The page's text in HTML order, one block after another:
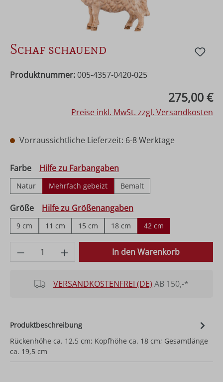
Schaf schauend
Produktnummer: 005-4357-0420-025
275,00 €
Preise inkl. MwSt. zzgl. Versandkosten
Vorraussichtliche Lieferzeit: 6-8 Werktage
Farbeauswählen
Hilfe zu Farbangaben
Natur Mehrfach gebeizt Bemalt
Größeauswählen
Hilfe zu Größenangaben
9 cm 11 cm 15 cm 18 cm 42 cm
Produkt Anzahl: Gib den gewünschten
In den Warenkorb
VERSANDKOSTENFREI (DE) AB 150,-*
Produktbeschreibung
Rückenhöhe ca. 12,5 cm; Kopfhöhe ca. 18 cm; Gesamtlänge
ca. 19,5 cm